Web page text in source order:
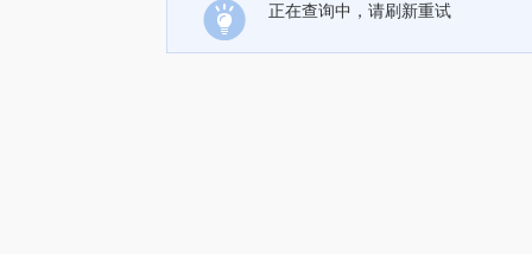
正在查询中，请刷新重试